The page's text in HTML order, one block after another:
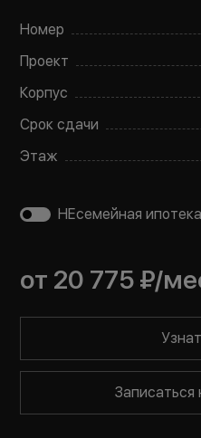
Номер
Проект
Корпус
Срок сдачи
Этаж
НЕсемейная
от 20 775 ₽/
Записаться